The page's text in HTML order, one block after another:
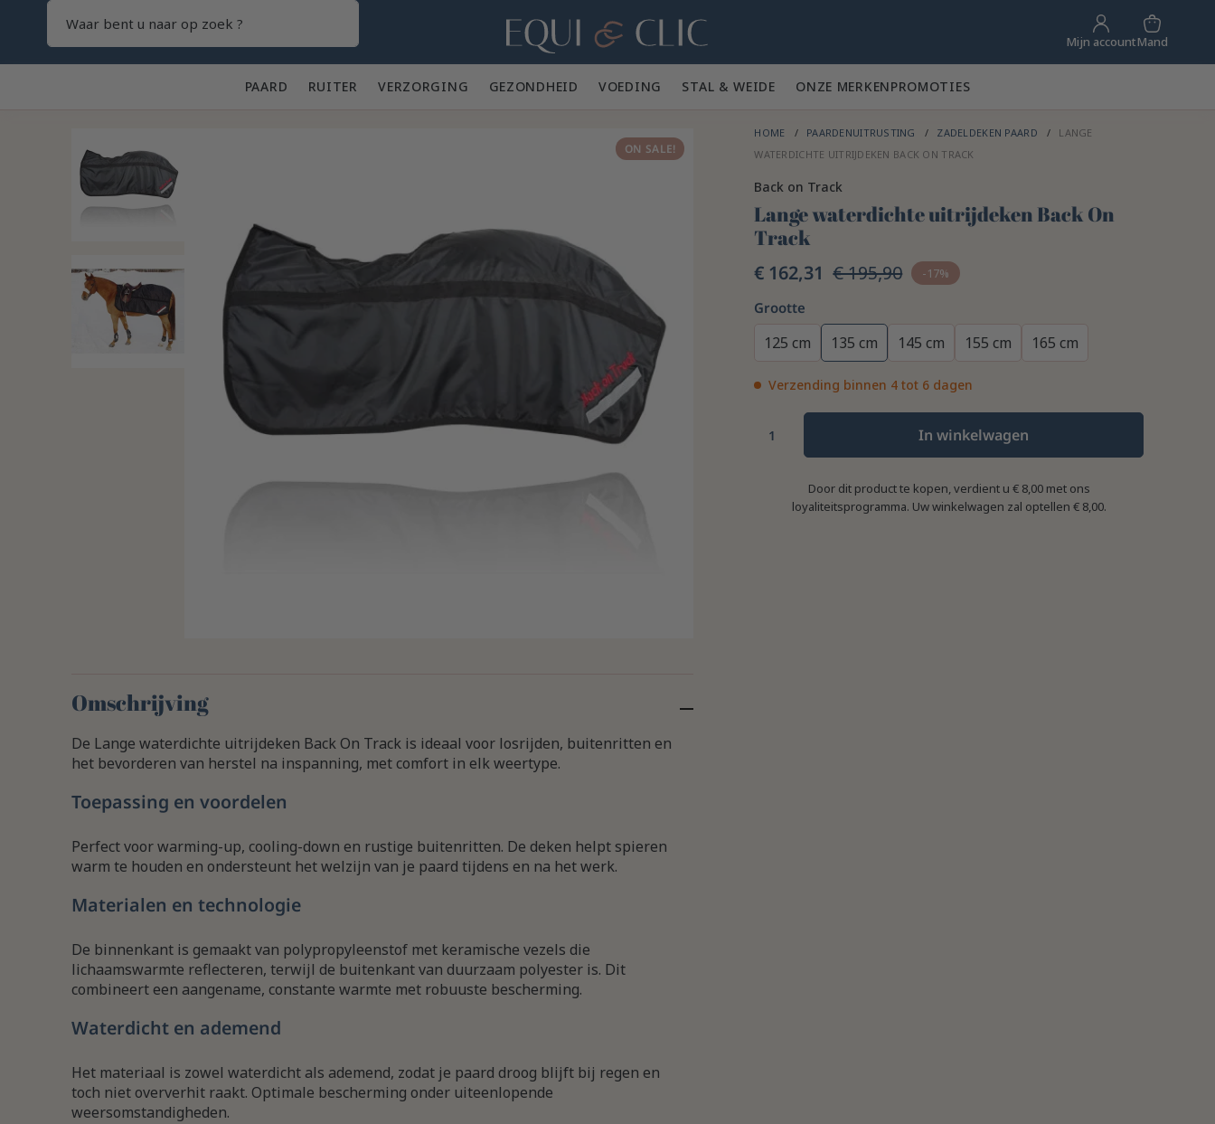
Home Mijn accountMand
PAARD 🐎 RUITER 👕VERZORGING 🪮 GEZONDHEID ✨VOEDING 🥕 STAL & WEIDE 🍃 ONZE MERKENPROMOTIES
ON SALE!
HOME PAARDENUITRUSTING ZADELDEKEN PAARD
LANGE
WATERDICHTE UITRIJDEKEN BACK ON TRACK
Back on Track
Lange waterdichte uitrijdeken Back On
Track
€ 162,31 € 195,90 -17%
Grootte
125 cm 135 cm 145 cm 155 cm 165 cm
Verzending binnen 4 tot 6 dagen
In winkelwagen
Door dit product te kopen, verdient u € 8,00met ons
loyaliteitsprogramma. Uw winkelwagen zal optellen € 8,00.
Omschrijving
De Lange waterdichte uitrijdeken Back On Track is ideaal voor losrijden, buitenritten en
het bevorderen van herstel na inspanning, met comfort in elk weertype.
Toepassing en voordelen
Perfect voor warming-up, cooling-down en rustige buitenritten. De deken helpt spieren
warm te houden en ondersteunt het welzijn van je paard tijdens en na het werk.
Materialen en technologie
De binnenkant is gemaakt van polypropyleenstof met keramische vezels die
lichaamswarmte reflecteren, terwijl de buitenkant van duurzaam polyester is. Dit
combineert een aangename, constante warmte met robuuste bescherming.
Waterdicht en ademend
Het materiaal is zowel waterdicht als ademend, zodat je paard droog blijft bij regen en
toch niet oververhit raakt. Optimale bescherming onder uiteenlopende
weersomstandigheden.